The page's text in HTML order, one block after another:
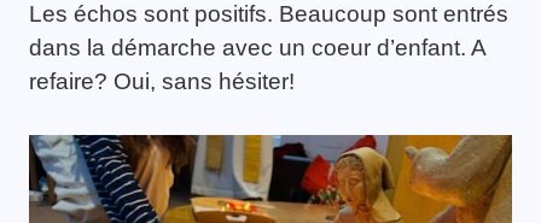
Les échos sont positifs. Beaucoup sont entrés
dans la démarche avec un coeur d’enfant. A
refaire? Oui, sans hésiter!